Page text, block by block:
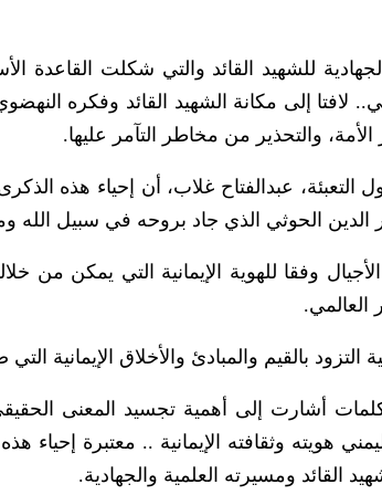
للشهيد القائد والتي شكلت القاعدة
لافتا إلى مكانة الشهيد القائد وفكره
والتحذير من مخاطر التآمر عليها.
عبدالفتاح غلاب، أن إحياء هذه
الدين الحوثي الذي جاد بروحه في سبيل الله
وفقا للهوية الإيمانية التي يمكن من
العالمي.
بالقيم والمبادئ والأخلاق الإيمانية
أشارت إلى أهمية تجسيد المعنى
هويته وثقافته الإيمانية .. معتبرة إحياء
القائد ومسيرته العلمية والجهادية.